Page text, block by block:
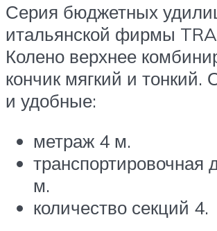
Серия бюджетных
итальянской фирмы
Колено верхнее
кончик мягкий и тонкий.
и удобные:
метраж 4 м.
транспортировочная
м.
количество секций 4.